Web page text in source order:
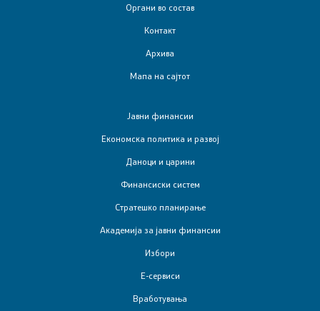
Органи во состав
Контакт
Архива
Мапа на сајтот
Јавни финансии
Економска политика и развој
Даноци и царини
Финансиски систем
Стратешко планирање
Академија за јавни финансии
Избори
Е-сервиси
Вработувања